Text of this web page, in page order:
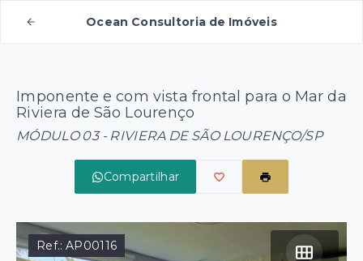
Ocean Consultoria de Imóveis
Imponente e com vista frontal para o Mar da
Riviera de São Lourenço
MÓDULO 03 - RIVIERA DE SÃO LOURENÇO/SP
Compartilhar
Ref.:AP00116